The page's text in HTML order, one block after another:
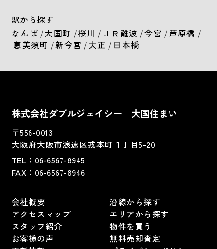
駅から探す
なんば /大国町 /桜川 / ＪＲ難波 /今宮 / 芦原橋 /
恵美須町 /新今宮 / 大正 / 日本橋
株式会社ダブルジェイシー 大国住まい
〒556-0013
大阪府大阪市浪速区戎本町１丁目5-20
TEL： 06-6567-8945
FAX：06-6567-8946
会社概要
アクセスマップ
スタッフ紹介
お客様の声
沿線から探す
エリアから探す
物件を買う
無料売却査定